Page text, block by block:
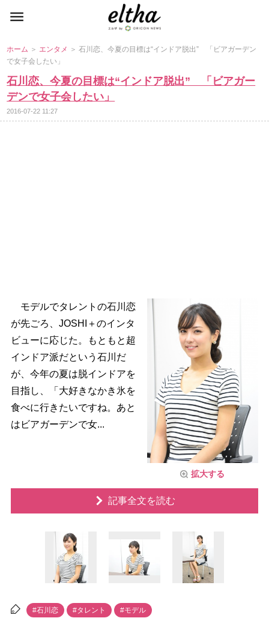
ホーム ＞ エンタメ ＞ 石川恋、今夏の目標は“インドア脱出” 「ビアガーデン
で女子会したい」
石川恋、今夏の目標は“インドア脱出” 「ビアガー
デンで女子会したい」
2016-07-22 11:27
拡大する
モデルでタレントの石川恋
が先ごろ、JOSHI＋のインタ
ビューに応じた。もともと超
インドア派だという石川だ
が、今年の夏は脱インドアを
目指し、「大好きなかき氷を
食べに行きたいですね。あと
はビアガーデンで女...
記事全文を読む
#石川恋 #タレント #モデル